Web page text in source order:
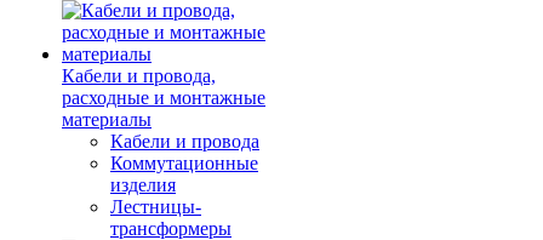
Кабели и провода,
расходные и монтажные
материалы
Кабели и провода
Коммутационные
изделия
Лестницы-
трансформеры